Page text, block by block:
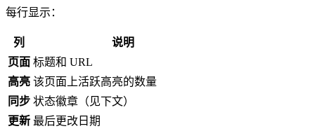
每行显示：
列
说明
页面 标题和 URL
高亮 该页面上活跃高亮的数量
同步 状态徽章（见下文）
更新 最后更改日期